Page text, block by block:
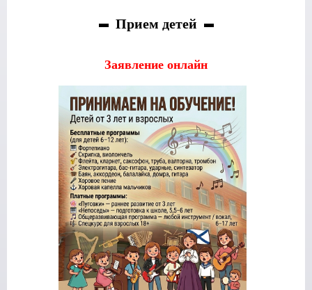
Прием детей
Заявление онлайн